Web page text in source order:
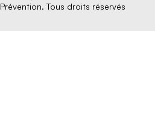
Tous droits réservés